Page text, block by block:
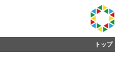
トップ